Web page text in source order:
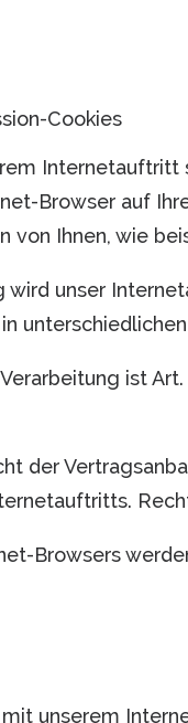
Cookies
Internetauftritt
Browser auf
von Ihnen, wie
wird unser
ist
der
Browsers
unserem